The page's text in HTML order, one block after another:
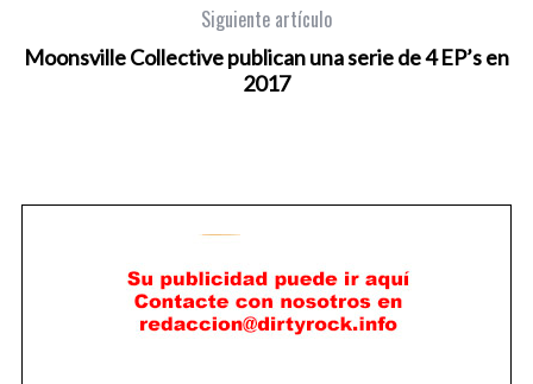
Siguiente artículo
Moonsville Collective publican una serie de 4 EP’s en
2017